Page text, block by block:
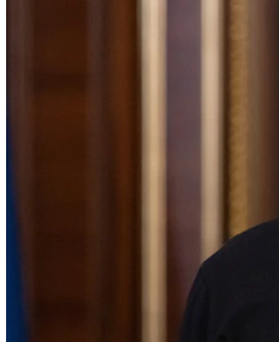
© Krone Multimedia GmbH &